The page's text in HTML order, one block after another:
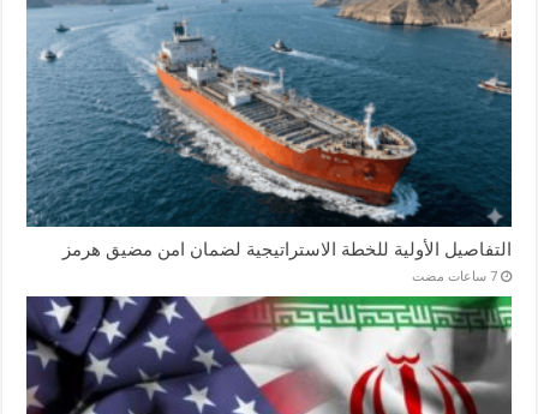
التفاصيل الأولية للخطة الاستراتيجية لضمان امن مضيق هرمز
‏7 ساعات مضت